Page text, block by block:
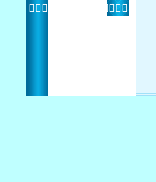
 